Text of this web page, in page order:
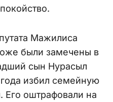
Мажилиса
были замечены в
сын Нурасыл
избил семейную
Его оштрафовали на